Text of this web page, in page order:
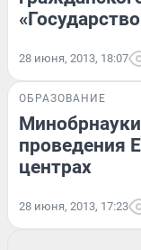
28 июня, 2013, 18:07
ОБРАЗОВАНИЕ
проведения
центрах
28 июня, 2013, 17:23